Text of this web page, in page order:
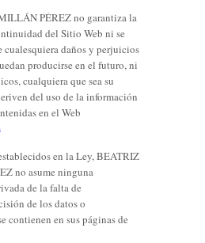
PÉREZ no garantiza la
del Sitio Web ni se
cualesquiera daños y perjuicios
producirse en el futuro, ni
cualquiera que sea su
del uso de la información
en el Web
en la Ley, BEATRIZ
no asume ninguna
de la falta de
de los datos o
contienen en sus páginas de